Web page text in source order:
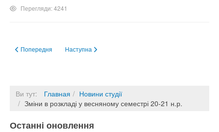
Перегляди: 4241
Попередня стаття: Карантин до 25 квітня 2021 року
Попередня Наступна стаття: З Новим роком!
Наступна
Ви тут: Главная
Новини студії
Зміни в розкладі у весняному семестрі 20-21 н.р.
Останні оновлення